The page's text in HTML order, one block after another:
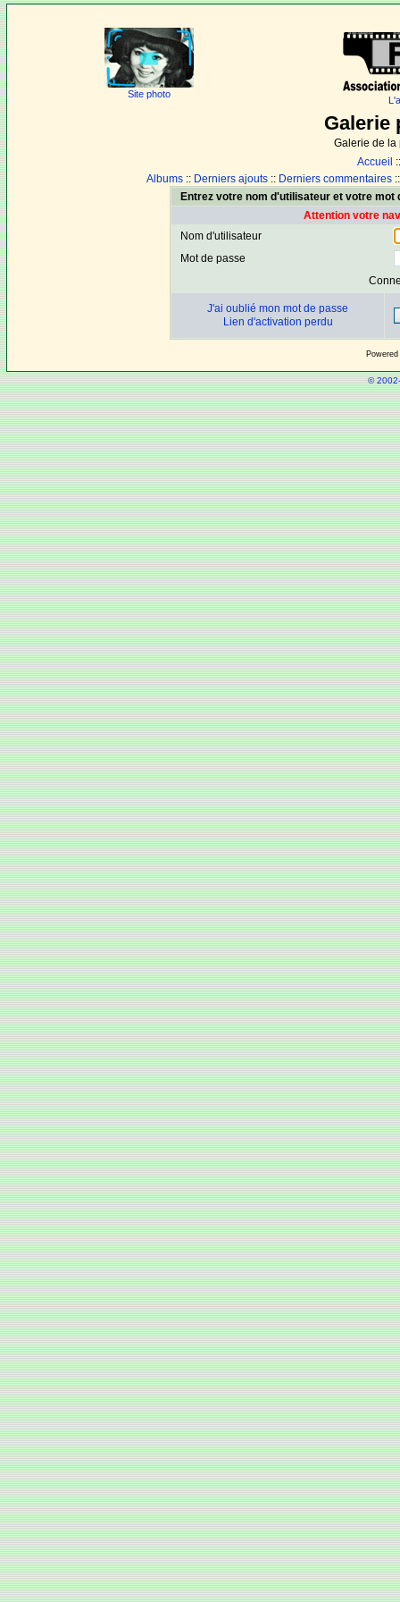
Site photo
Galerie
Galerie de la
Accueil
Albums :: Derniers ajouts :: Derniers commentaires
Entrez votre nom d'utilisateur et votre
Attention votre
Nom d'utilisateur
Mot de passe
J'ai oublié mon mot de passe
Lien d'activation perdu
©